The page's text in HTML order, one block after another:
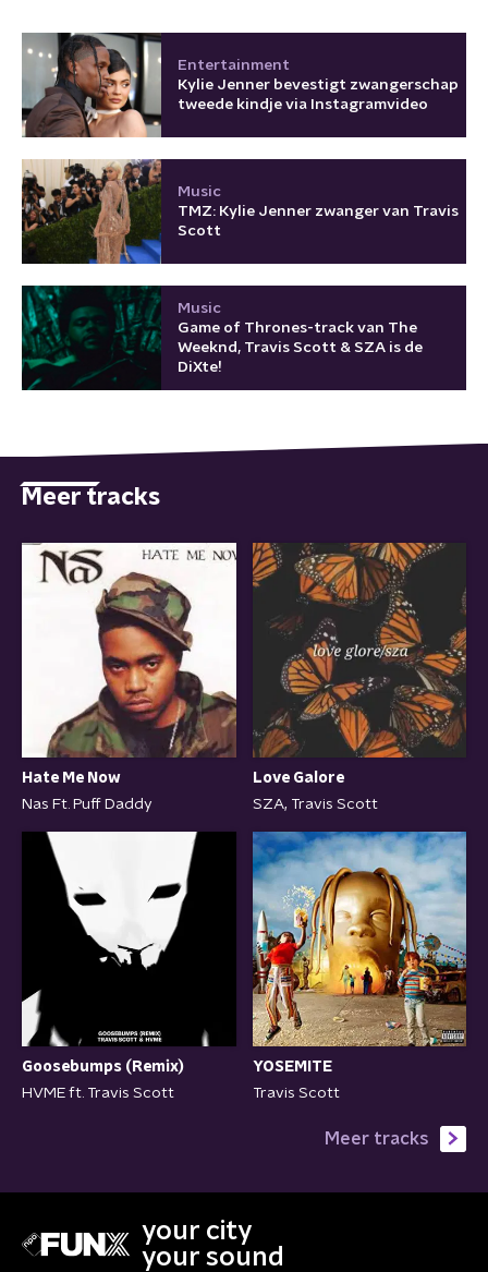
Entertainment
Kylie Jenner bevestigt zwangerschap
tweede kindje via Instagramvideo
Music
TMZ: Kylie Jenner zwanger van Travis
Scott
Music
Game of Thrones-track van The
Weeknd, Travis Scott & SZA is de
DiXte!
Meer tracks
Hate Me Now
Nas Ft. Puff Daddy
Love Galore
SZA, Travis Scott
Goosebumps (Remix)
HVME ft. Travis Scott
YOSEMITE
Travis Scott
Meer tracks
your city
your sound